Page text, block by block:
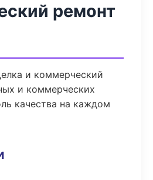
ремонт
и коммерческий
и коммерческих
качества на каждом